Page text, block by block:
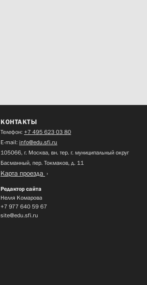
КОНТАКТЫ
Телефон: +7 495 623 03 80
E-mail: info@edu.sfi.ru
105066, г. Москва, вн. тер. г. муниципальный округ
Басманный, пер. Токмаков, д. 11
Карта проезда
Редактор сайта
Нелля Комарова
+7 977 640 59 67
site@edu.sfi.ru